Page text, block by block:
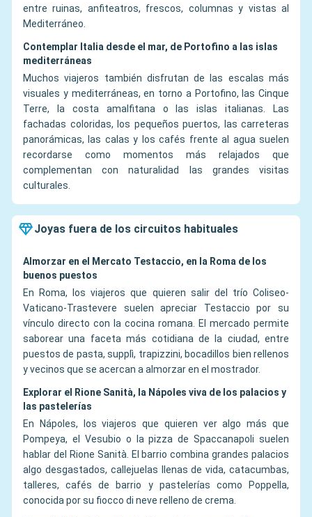
entre ruinas, anfiteatros, frescos, columnas y vistas al
Mediterráneo.
Contemplar Italia desde el mar, de Portofino a las islas
mediterráneas
Muchos viajeros también disfrutan de las escalas más
visuales y mediterráneas, en torno a Portofino, las Cinque
Terre, la costa amalfitana o las islas italianas. Las
fachadas coloridas, los pequeños puertos, las carreteras
panorámicas, las calas y los cafés frente al agua suelen
recordarse como momentos más relajados que
complementan con naturalidad las grandes visitas
culturales.
Joyas fuera de los circuitos habituales
Almorzar en el Mercato Testaccio, en la Roma de los
buenos puestos
En Roma, los viajeros que quieren salir del trío Coliseo-
Vaticano-Trastevere suelen apreciar Testaccio por su
vínculo directo con la cocina romana. El mercado permite
saborear una faceta más cotidiana de la ciudad, entre
puestos de pasta, supplì, trapizzini, bocadillos bien rellenos
y vecinos que se acercan a almorzar en el mostrador.
Explorar el Rione Sanità, la Nápoles viva de los palacios y
las pastelerías
En Nápoles, los viajeros que quieren ver algo más que
Pompeya, el Vesubio o la pizza de Spaccanapoli suelen
hablar del Rione Sanità. El barrio combina grandes palacios
algo desgastados, callejuelas llenas de vida, catacumbas,
talleres, cafés de barrio y pastelerías como Poppella,
conocida por su fiocco di neve relleno de crema.